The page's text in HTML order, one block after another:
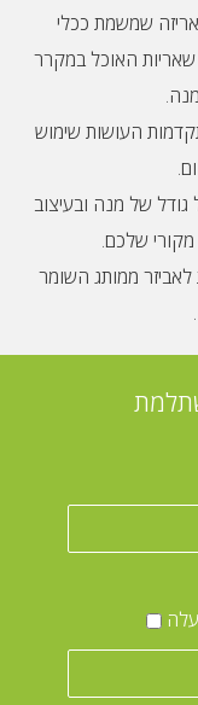
שמשמת ככלי
האוכל במקרר
העושות שימוש
גודל של מנה ובעיצוב
שלכם.
ממותג השומר